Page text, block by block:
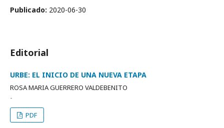
Publicado: 2020-06-30
Editorial
URBE: EL INICIO DE UNA NUEVA ETAPA
ROSA MARIA GUERRERO VALDEBENITO
-
PDF